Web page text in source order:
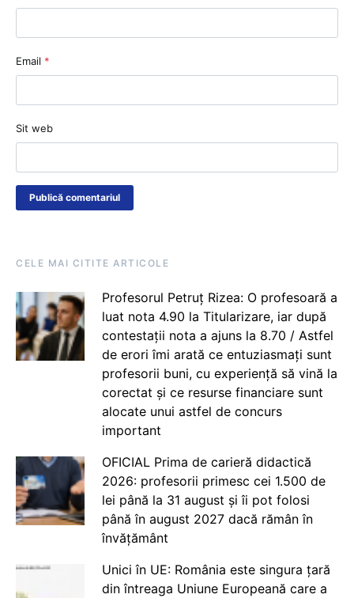
Email *
Sit web
CELE MAI CITITE ARTICOLE
Profesorul Petruț Rizea: O profesoară a
luat nota 4.90 la Titularizare, iar după
contestații nota a ajuns la 8.70 / Astfel
de erori îmi arată ce entuziasmați sunt
profesorii buni, cu experiență să vină la
corectat și ce resurse financiare sunt
alocate unui astfel de concurs
important
OFICIAL Prima de carieră didactică
2026: profesorii primesc cei 1.500 de
lei până la 31 august și îi pot folosi
până în august 2027 dacă rămân în
învățământ
Unici în UE: România este singura țară
din întreaga Uniune Europeană care a